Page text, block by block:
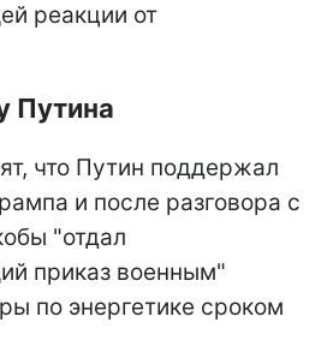
реакции от
Путина
что Путин поддержал
и после разговора с
"отдал
приказ военным"
по энергетике сроком